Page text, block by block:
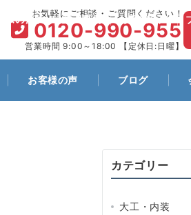
お気軽にご相談・ご質問ください！
0120-990-955
営業時間 9:00～18:00 【定休日:日曜】
お客様の声 ブログ
ムの流れ 施工事例 お客様の声
カテゴリー
大工・内装